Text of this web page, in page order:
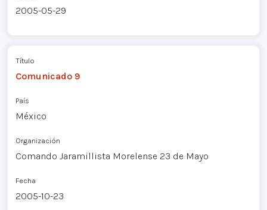
2005-05-29
Título
Comunicado 9
País
México
Organización
Comando Jaramillista Morelense 23 de Mayo
Fecha
2005-10-23